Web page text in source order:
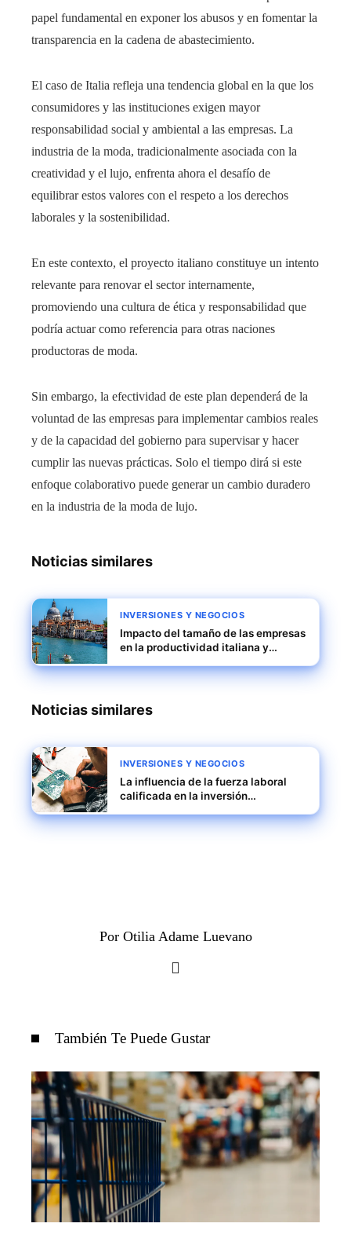
papel fundamental en exponer los abusos y en fomentar la
transparencia en la cadena de abastecimiento.
El caso de Italia refleja una tendencia global en la que los
consumidores y las instituciones exigen mayor
responsabilidad social y ambiental a las empresas. La
industria de la moda, tradicionalmente asociada con la
creatividad y el lujo, enfrenta ahora el desafío de
equilibrar estos valores con el respeto a los derechos
laborales y la sostenibilidad.
En este contexto, el proyecto italiano constituye un intento
relevante para renovar el sector internamente,
promoviendo una cultura de ética y responsabilidad que
podría actuar como referencia para otras naciones
productoras de moda.
Sin embargo, la efectividad de este plan dependerá de la
voluntad de las empresas para implementar cambios reales
y de la capacidad del gobierno para supervisar y hacer
cumplir las nuevas prácticas. Solo el tiempo dirá si este
enfoque colaborativo puede generar un cambio duradero
en la industria de la moda de lujo.
Noticias similares
INVERSIONES Y NEGOCIOS
Impacto del tamaño de las empresas
en la productividad italiana y
Noticias similares
INVERSIONES Y NEGOCIOS
La influencia de la fuerza laboral
calificada en la inversión
Por Otilia Adame Luevano
También Te Puede Gustar